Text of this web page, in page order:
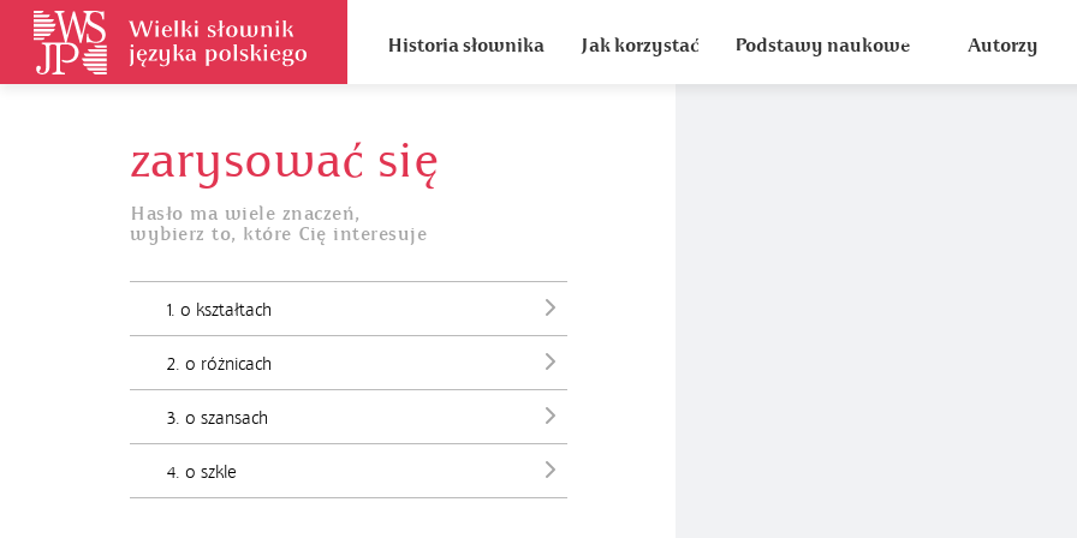
Historia słownika Jak korzystać Podstawy naukowe Autorzy
zarysować się
Hasło ma wiele znaczeń,
wybierz to, które Cię interesuje
1. o kształtach
2. o różnicach
3. o szansach
4. o szkle